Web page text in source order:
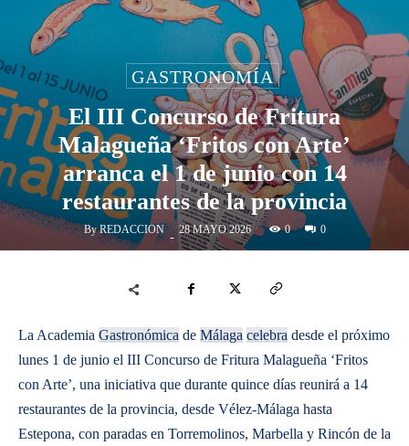
GASTRONOMÍA
El III Concurso de Fritura
Malagueña ‘Fritos con Arte’
arranca el 1 de junio con 14
restaurantes de la provincia
By REDACCION - 28 MAYO 2026 0 0
La Academia Gastronómica de Málaga celebra desde el próximo
lunes 1 de junio el III Concurso de Fritura Malagueña ‘Fritos
con Arte’, una iniciativa que durante quince días reunirá a 14
restaurantes de la provincia, desde Vélez-Málaga hasta
Estepona, con paradas en Torremolinos, Marbella y Rincón de la